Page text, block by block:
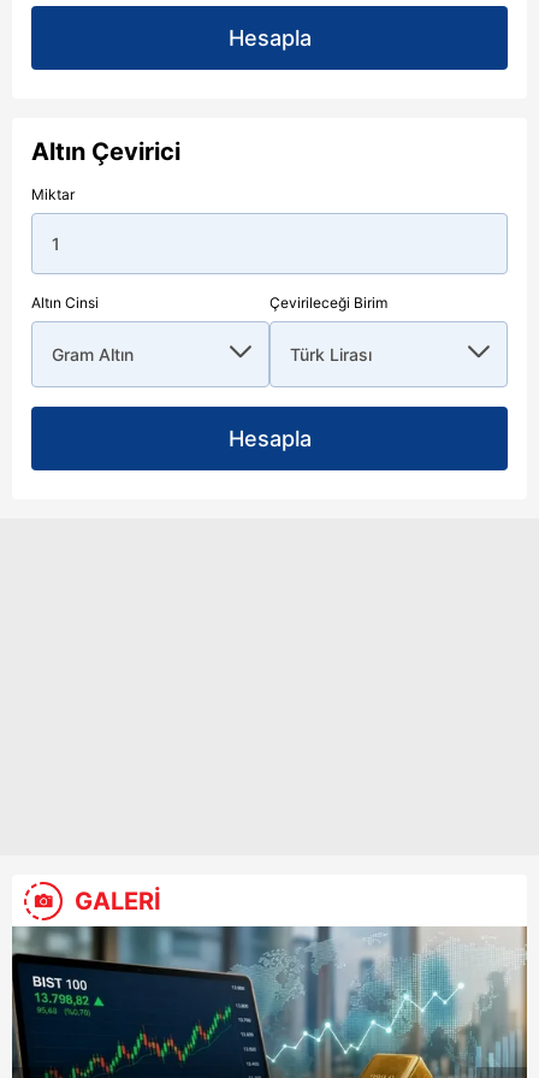
seviyelere işaret etti.
Hesapla
Altın Çevirici
Miktar
Altın Cinsi Çevirileceği Birim
Hesapla
GALERİ